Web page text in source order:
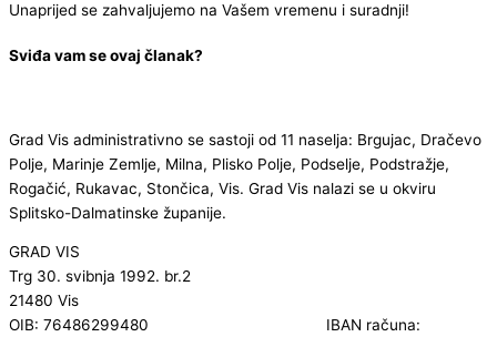
Unaprijed se zahvaljujemo na Vašem vremenu i suradnji!
Sviđa vam se ovaj članak?
Grad Vis administrativno se sastoji od 11 naselja: Brgujac, Dračevo
Polje, Marinje Zemlje, Milna, Plisko Polje, Podselje, Podstražje,
Rogačić, Rukavac, Stončica, Vis. Grad Vis nalazi se u okviru
Splitsko-Dalmatinske županije.
GRAD VIS
Trg 30. svibnja 1992. br.2
21480 Vis
OIB: 76486299480 IBAN računa: